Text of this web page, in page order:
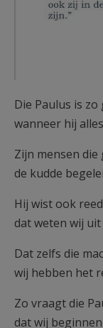
Die Paulus is
wanneer hij
Zijn mensen die
de kudde
Hij wist ook
dat weten wij
Dat zelfs die
wij hebben het
Zo vraagt die
dat wij